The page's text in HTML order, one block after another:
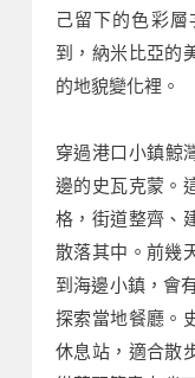
己留下的色彩
到，納米比亞的
的地貌變化裡。
穿過港口小鎮鯨
邊的史瓦克蒙。
格，街道整齊、
散落其中。前幾
到海邊小鎮，會
探索當地餐廳。
休息站，適合散